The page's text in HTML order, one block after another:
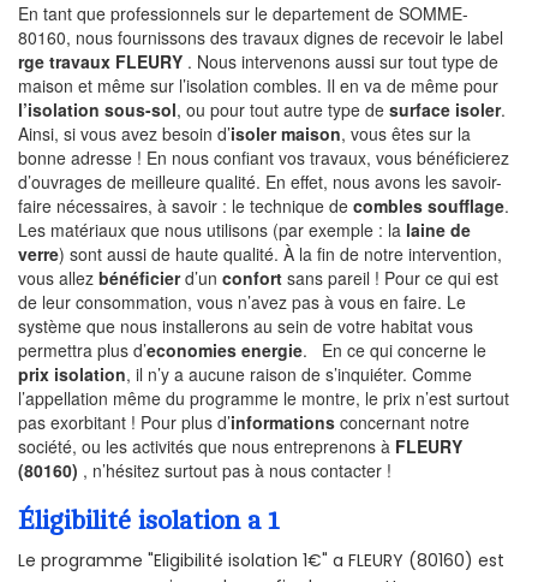
En tant que professionnels sur le departement de SOMME-
80160, nous fournissons des travaux dignes de recevoir le label
rge travaux FLEURY . Nous intervenons aussi sur tout type de
maison et même sur l’isolation combles. Il en va de même pour
l’isolation sous-sol, ou pour tout autre type de surface isoler.
Ainsi, si vous avez besoin d’isoler maison, vous êtes sur la
bonne adresse ! En nous confiant vos travaux, vous bénéficierez
d’ouvrages de meilleure qualité. En effet, nous avons les savoir-
faire nécessaires, à savoir : le technique de combles soufflage.
Les matériaux que nous utilisons (par exemple : la laine de
verre) sont aussi de haute qualité. À la fin de notre intervention,
vous allez bénéficierd’un confort sans pareil ! Pour ce qui est
de leur consommation, vous n’avez pas à vous en faire. Le
système que nous installerons au sein de votre habitat vous
permettra plus d’economies energie. En ce qui concerne le
prix isolation, il n’y a aucune raison de s’inquiéter. Comme
l’appellation même du programme le montre, le prix n’est surtout
pas exorbitant ! Pour plus d’informations concernant notre
société, ou les activités que nous entreprenons à FLEURY
(80160) , n’hésitez surtout pas à nous contacter !
Éligibilité isolation a 1
Le programme "Eligibilité isolation 1€" a FLEURY (80160) est